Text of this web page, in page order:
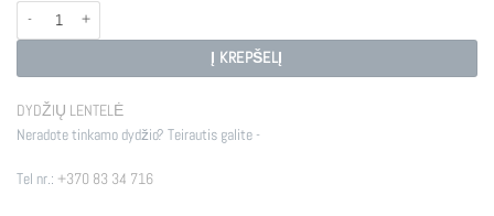
produkto kiekis: SPROUT
Į KREPŠELĮ
DYDŽIŲ LENTELĖ
Neradote tinkamo dydžio? Teirautis galite -
Tel nr.: +370 83 34 716